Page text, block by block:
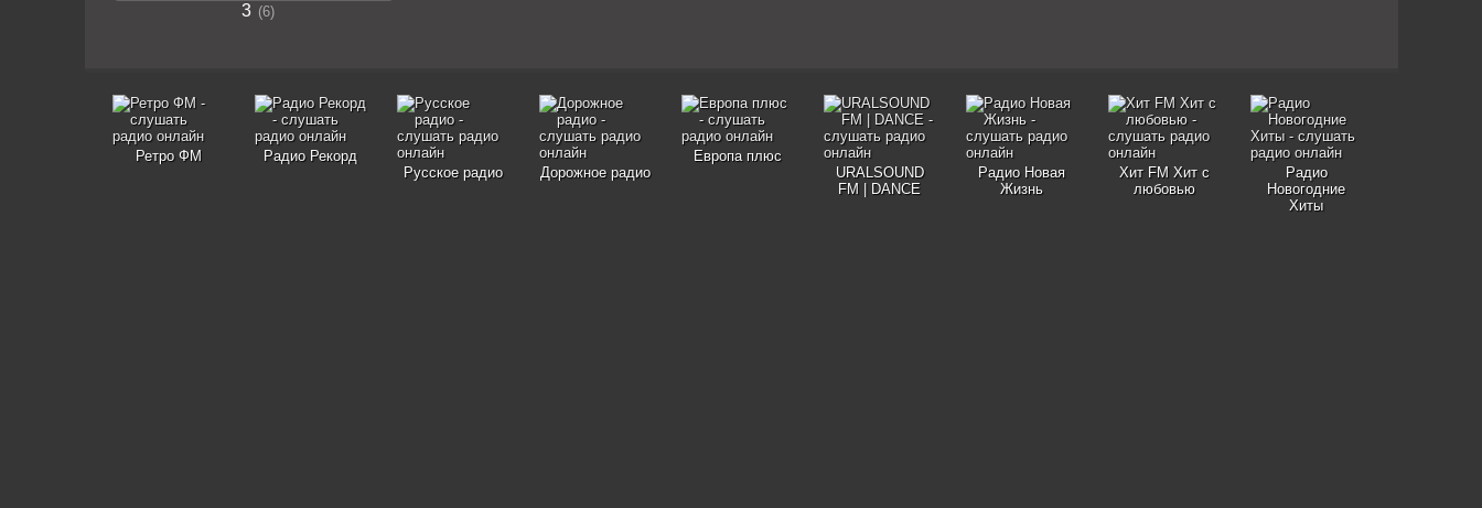
3 6
Ретро ФМ
Радио Рекорд
Русское радио
Дорожное радио
Европа плюс
URALSOUND
FM | DANCE
Радио Новая
Жизнь
Хит FM Хит с
любовью
Радио
Новогодние
Хиты